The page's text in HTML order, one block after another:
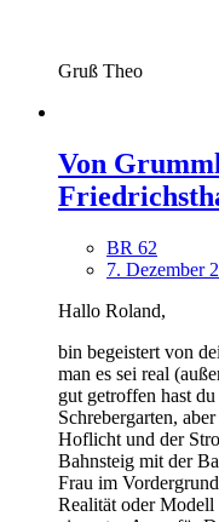
Gruß Theo
Von
BR 62
7. Dezember
Hallo Roland,
bin begeistert von
man es sei real
gut getroffen hast
Schrebergarten,
Hoflicht und der
Bahnsteig mit der
Frau im
Realität oder